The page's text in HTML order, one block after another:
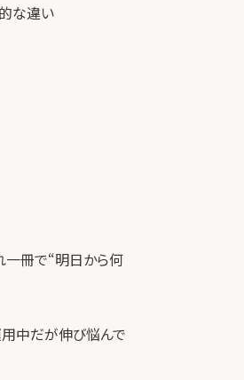
な違い
一冊で“明日から何
用中だが伸び悩んで